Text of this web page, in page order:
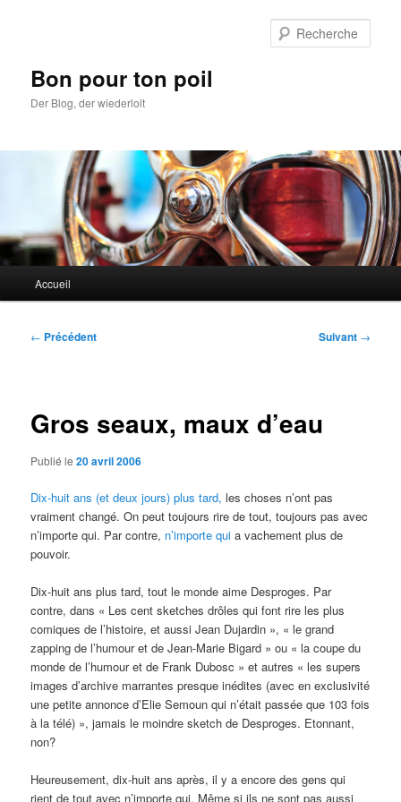
Bon pour ton poil
Der Blog, der wiederlolt
principal
Accueil
Navigation
← Précédent Suivant →
Gros seaux, maux d’eau
Publié le20 avril 2006
Dix-huit ans (et deux jours) plus tard, les choses n’ont pas
vraiment changé. On peut toujours rire de tout, toujours pas avec
n’importe qui. Par contre, n’importe qui a vachement plus de
pouvoir.
Dix-huit ans plus tard, tout le monde aime Desproges. Par
contre, dans « Les cent sketches drôles qui font rire les plus
comiques de l’histoire, et aussi Jean Dujardin », « le grand
zapping de l’humour et de Jean-Marie Bigard » ou « la coupe du
monde de l’humour et de Frank Dubosc » et autres « les supers
images d’archive marrantes presque inédites (avec en exclusivité
une petite annonce d’Elie Semoun qui n’était passée que 103 fois
à la télé) », jamais le moindre sketch de Desproges. Etonnant,
non?
Heureusement, dix-huit ans après, il y a encore des gens qui
rient de tout avec n’importe qui. Même si ils ne sont pas aussi